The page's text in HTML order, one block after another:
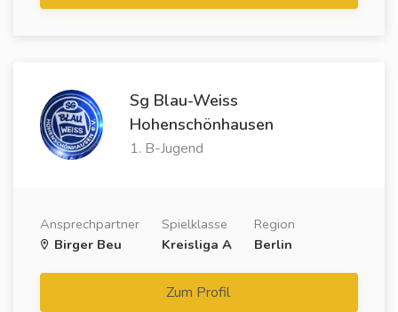
Sg Blau-Weiss
Hohenschönhausen
1. B-Jugend
Ansprechpartner
Birger Beu
Spielklasse
Kreisliga A
Region
Berlin
Zum Profil